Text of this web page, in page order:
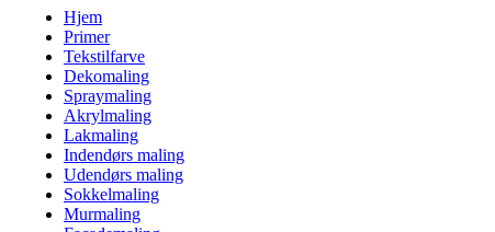
Hjem
Primer
Tekstilfarve
Dekomaling
Spraymaling
Akrylmaling
Lakmaling
Indendørs maling
Udendørs maling
Sokkelmaling
Murmaling